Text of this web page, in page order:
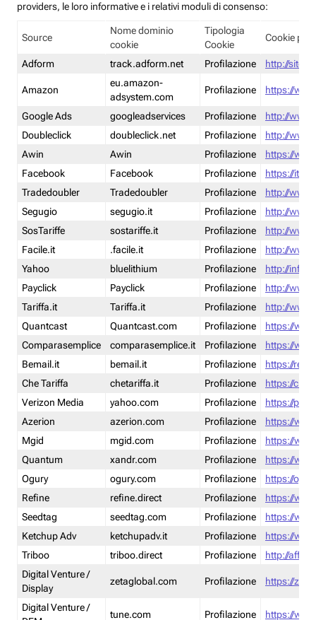
providers, le loro informative e i relativi moduli di consenso:
Source
Nome dominio
cookie
Tipologia
Cookie
Cookie
Adform track.adform.net Profilazione http://
Amazon
eu.amazon-
adsystem.com
Profilazione https://
Google Ads googleadservices Profilazione
http://
Doubleclick
doubleclick.net Profilazione
http://
Awin
Awin Profilazione
https://
Facebook
Facebook Profilazione
https://it-
Tradedoubler
Tradedoubler Profilazione
http://
Segugio
segugio.it Profilazione
http://
SosTariffe
sostariffe.it Profilazione
http://
Facile.it
.facile.it Profilazione
http://
Yahoo
bluelithium Profilazione
http://
Payclick
Payclick Profilazione
http://
Tariffa.it
Tariffa.it Profilazione
http://
Quantcast
Quantcast.com Profilazione
https://
Comparasemplice
comparasemplice.it Profilazione
https://
Bemail.it
bemail.it Profilazione
https://
Che Tariffa
chetariffa.it Profilazione
https://
Verizon Media
yahoo.com Profilazione
https://
Azerion
azerion.com Profilazione
https://
Mgid
mgid.com Profilazione
https://
Quantum
xandr.com Profilazione
https://
Ogury
ogury.com Profilazione
https://
Refine
refine.direct Profilazione
https://
Seedtag
seedtag.com Profilazione
https://
Ketchup Adv
ketchupadv.it Profilazione
https://
Triboo
triboo.direct Profilazione
http://
Digital Venture /
Display
zetaglobal.com Profilazione https://
Digital Venture /
tune.com Profilazione https://